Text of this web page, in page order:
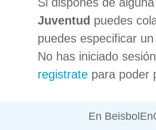
Juventud puedes
puedes especificar
No has iniciado
registrate para poder
En